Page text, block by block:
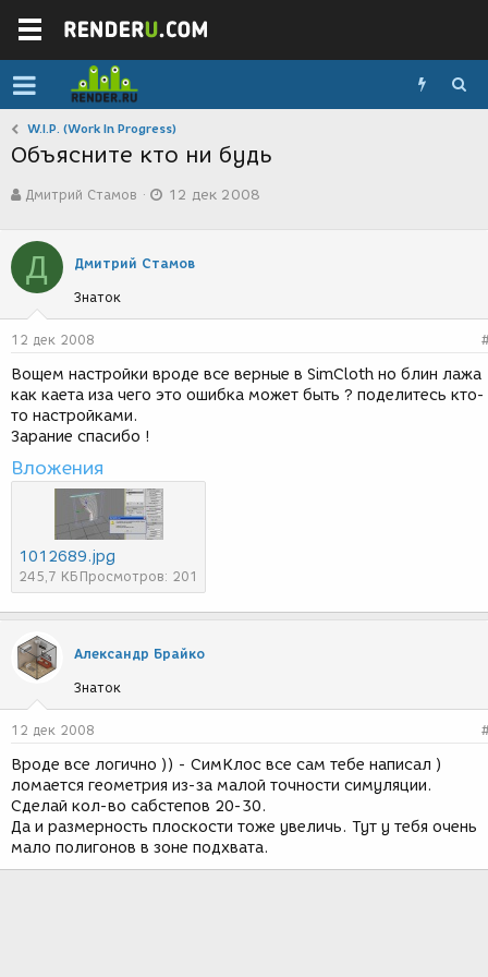
W.I.P. (Work In Progress)
Объясните кто ни будь
в
о
р
т
е
м
ы
Дмитрий Стамов
а
с
д
и
я
12 дек 2008
Д Дмитрий Стамов
Знаток
12 дек 2008
Вощем настройки вроде все верные в SimCloth но блин лажа
как каета иза чего это ошибка может быть ? поделитесь кто-
то настройками.
Зарание спасибо !
Вложения
1012689.jpg
245,7 КБ Просмотров: 201
Александр Брайко
Знаток
12 дек 2008
Вроде все логично )) - СимКлос все сам тебе написал )
ломается геометрия из-за малой точности симуляции.
Сделай кол-во сабстепов 20-30.
Да и размерность плоскости тоже увеличь. Тут у тебя очень
мало полигонов в зоне подхвата.